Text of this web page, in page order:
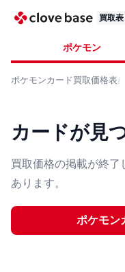
買取表
ポケモン
ポケモンカード買取価格表
カードが見
買取価格の掲載が終
あります。
ポケモン